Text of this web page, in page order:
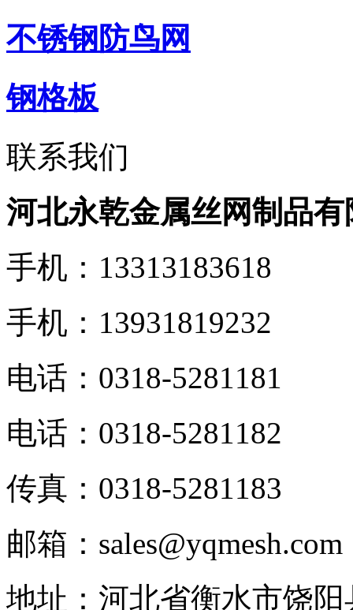
不锈钢防鸟网
钢格板
联系我们
河北永乾金属丝网制品有
手机：13313183618
手机：13931819232
电话：0318-5281181
电话：0318-5281182
传真：0318-5281183
邮箱：sales@yqmesh.com
地址：河北省衡水市饶